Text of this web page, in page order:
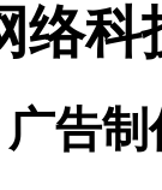
络科
告